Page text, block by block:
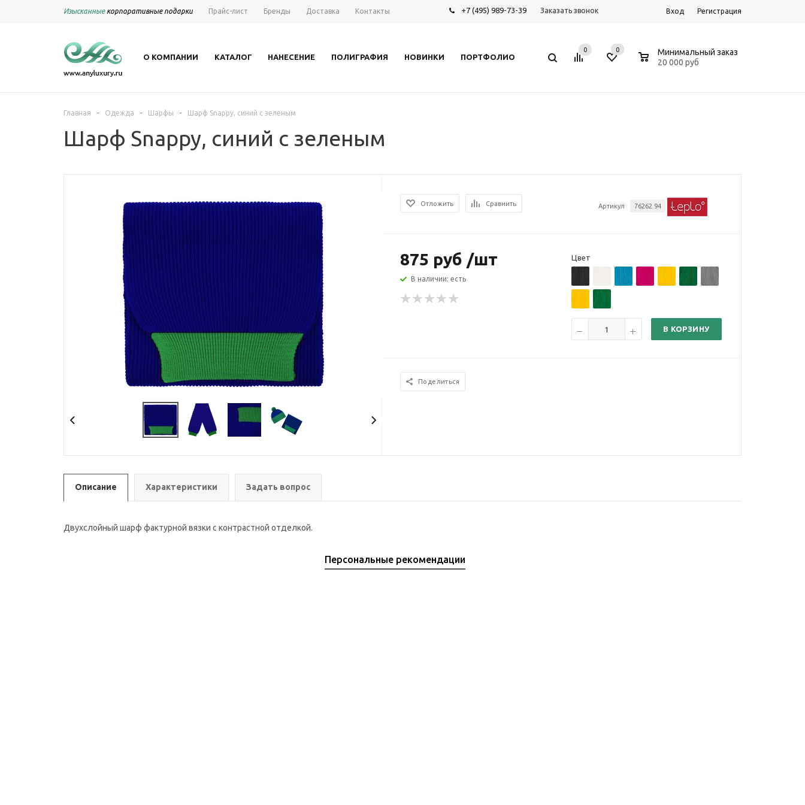
Изысканныекорпоративные подарки Прайс-лист Бренды Доставка Контакты +7 (495) 989-73-39 Заказать звонок Вход Регистрация
О КОМПАНИИ КАТАЛОГ НАНЕСЕНИЕ ПОЛИГРАФИЯ НОВИНКИ ПОРТФОЛИО
0 0
Минимальный заказ
20 000 руб
Главная - Одежда - Шарфы - Шарф Snappy, синий с зеленым
Шарф Snappy, синий с зеленым
Артикул 76262.94
Отложить Сравнить
875 руб /шт
В наличии: есть
Цвет
В КОРЗИНУ
Поделиться
Описание Характеристики Задать вопрос
Двухслойный шарф фактурной вязки с контрастной отделкой.
Персональные рекомендации